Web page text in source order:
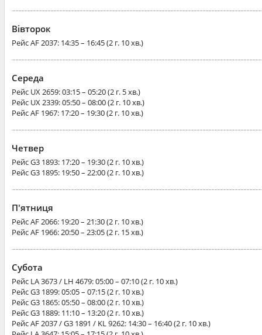
Вівторок
РейсAF 2037: 14:35 – 16:45 (2 г. 10 хв.)
Середа
Рейс UX 2659: 03:15 – 05:20 (2 г. 5 хв.)
Рейс UX 2339: 05:50 – 08:00 (2 г. 10 хв.)
РейсAF 1967: 17:20 – 19:30 (2 г. 10 хв.)
Четвер
РейсG3 1893: 17:20 – 19:30 (2 г. 10 хв.)
РейсG3 1895: 19:50 – 22:00 (2 г. 10 хв.)
П'ятниця
РейсAF 2066: 19:20 – 21:30 (2 г. 10 хв.)
РейсAF 1966: 20:50 – 23:05 (2 г. 15 хв.)
Субота
Рейс LA 3673 / LH 4679: 05:00 – 07:10 (2 г. 10 хв.)
РейсG3 1899: 05:05 – 07:15 (2 г. 10 хв.)
РейсG3 1865: 05:50 – 08:00 (2 г. 10 хв.)
РейсG3 1889: 11:10 – 13:20 (2 г. 10 хв.)
РейсAF 2037 / G3 1891 / KL 9262: 14:30 – 16:40 (2 г. 10 хв.)